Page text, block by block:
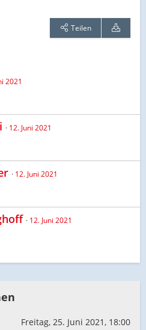
Teilen
2021
12. Juni 2021
12. Juni 2021
12. Juni 2021
Freitag, 25. Juni 2021, 18:00